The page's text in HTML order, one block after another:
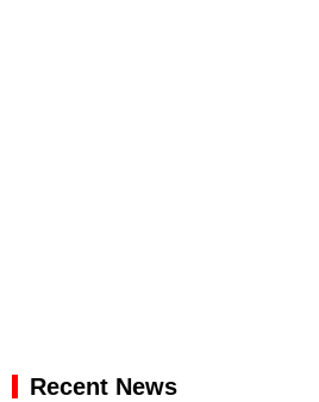
Recent News